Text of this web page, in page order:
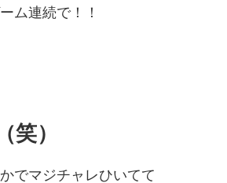
ム連続で！！
笑）
でマジチャレひいてて